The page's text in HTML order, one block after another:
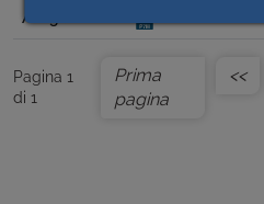
Pagina 1
di 1
Prima
pagina
<<